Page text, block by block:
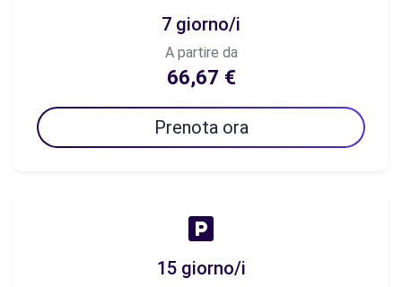
7 giorno/i
A partire da
66,67 €
Prenota ora
15 giorno/i